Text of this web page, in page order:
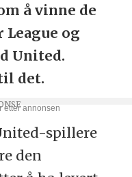
å vinne de
og
United.
det.
spillere
den